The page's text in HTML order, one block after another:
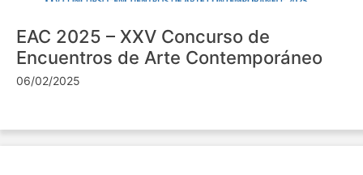
EAC 2025 – XXV Concurso de
Encuentros de Arte Contemporáneo
06/02/2025